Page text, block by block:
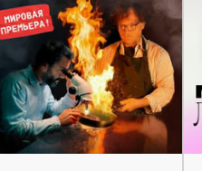
20 Сентября
Илья Колмановский и
Иван Шишкин: научно-
гастрономическое
шоу в Берлине
Berlin